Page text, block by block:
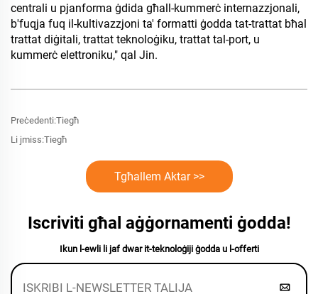
centrali u pjanforma ġdida għall-kummerċ internazzjonali,
b'fuqja fuq il-kultivazzjoni ta' formatti ġodda tat-trattat bħal
trattat diġitali, trattat teknoloġiku, trattat tal-port, u
kummerċ elettroniku," qal Jin.
Preċedenti:Tiegħ
Li jmiss:Tiegħ
Tgħallem Aktar >>
Iscriviti għal aġġornamenti ġodda!
Ikun l-ewli li jaf dwar it-teknoloġiji ġodda u l-offerti